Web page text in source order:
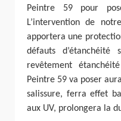
Peintre 59 pour
L’intervention de
apportera une
défauts
revêtement
Peintre 59 va poser
salissure, ferra effet
aux UV, prolongera la